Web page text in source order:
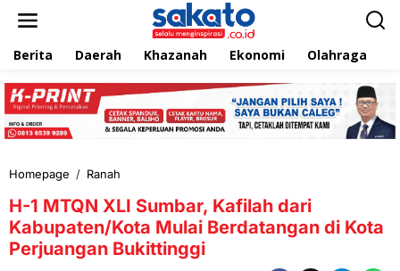
e
k
Berita Daerah Khazanah Ekonomi Olahraga
Homepage / Ranah
1
M
T
Q
H-1 MTQN XLI Sumbar, Kafilah dari
Kabupaten/Kota Mulai Berdatangan di Kota
Perjuangan Bukittinggi